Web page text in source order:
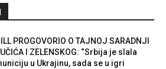
PROGOVORIO O TAJNOJ SARADNJI
I ZELENSKOG: “Srbija je slala
u Ukrajinu, sada se u igri